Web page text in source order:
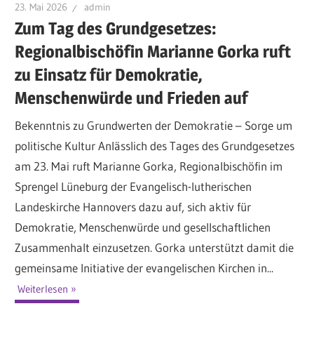
23. Mai 2026 admin
Zum Tag des Grundgesetzes:
Regionalbischöfin Marianne Gorka ruft
zu Einsatz für Demokratie,
Menschenwürde und Frieden auf
Bekenntnis zu Grundwerten der Demokratie – Sorge um
politische Kultur Anlässlich des Tages des Grundgesetzes
am 23. Mai ruft Marianne Gorka, Regionalbischöfin im
Sprengel Lüneburg der Evangelisch-lutherischen
Landeskirche Hannovers dazu auf, sich aktiv für
Demokratie, Menschenwürde und gesellschaftlichen
Zusammenhalt einzusetzen. Gorka unterstützt damit die
gemeinsame Initiative der evangelischen Kirchen in...
Weiterlesen